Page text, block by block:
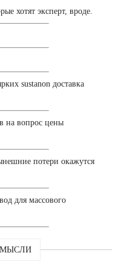
хотят эксперт, вроде.
sustanon доставка
на вопрос цены
потери окажутся
для массового